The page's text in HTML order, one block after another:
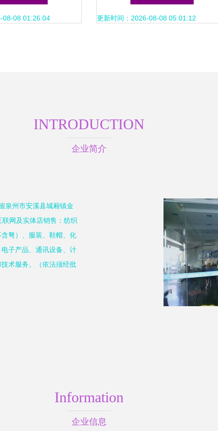
08-08 01:26:04 更新时间：2026-08-08 05:01:12
INTRODUCTION
企业简介
泉州市安溪县城厢镇金
网及实体店销售：纺织
弩）、服装、鞋帽、化
子产品、通讯设备、计
术服务。（依法须经批
Information
企业信息